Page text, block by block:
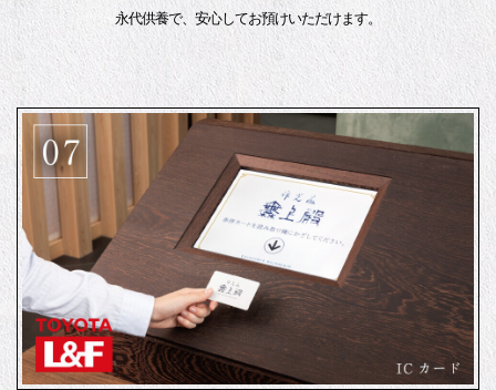
永代供養で、安心してお預けいただけます。